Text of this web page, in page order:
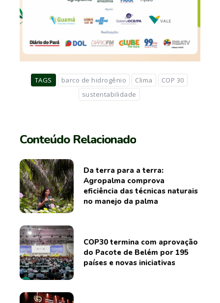
TAGS barco de hidrogênio Clima
COP 30
sustentabilidade
Conteúdo Relacionado
Da terra para a terra:
Agropalma comprova
eficiência das técnicas naturais
no manejo da palma
COP30 termina com aprovação
do Pacote de Belém por 195
países e novas iniciativas